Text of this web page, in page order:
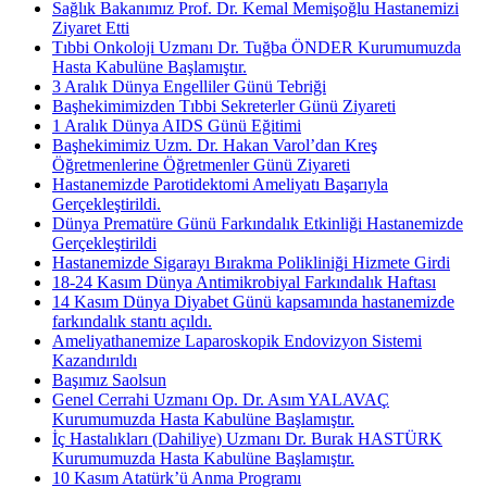
Sağlık Bakanımız Prof. Dr. Kemal Memişoğlu Hastanemizi
Ziyaret Etti
Tıbbi Onkoloji Uzmanı Dr. Tuğba ÖNDER Kurumumuzda
Hasta Kabulüne Başlamıştır.
3 Aralık Dünya Engelliler Günü Tebriği
Başhekimimizden Tıbbi Sekreterler Günü Ziyareti
1 Aralık Dünya AIDS Günü Eğitimi
Başhekimimiz Uzm. Dr. Hakan Varol’dan Kreş
Öğretmenlerine Öğretmenler Günü Ziyareti
Hastanemizde Parotidektomi Ameliyatı Başarıyla
Gerçekleştirildi.
Dünya Prematüre Günü Farkındalık Etkinliği Hastanemizde
Gerçekleştirildi
Hastanemizde Sigarayı Bırakma Polikliniği Hizmete Girdi
18-24 Kasım Dünya Antimikrobiyal Farkındalık Haftası
14 Kasım Dünya Diyabet Günü kapsamında hastanemizde
farkındalık stantı açıldı.
Ameliyathanemize Laparoskopik Endovizyon Sistemi
Kazandırıldı
Başımız Saolsun
Genel Cerrahi Uzmanı Op. Dr. Asım YALAVAÇ
Kurumumuzda Hasta Kabulüne Başlamıştır.
İç Hastalıkları (Dahiliye) Uzmanı Dr. Burak HASTÜRK
Kurumumuzda Hasta Kabulüne Başlamıştır.
10 Kasım Atatürk’ü Anma Programı